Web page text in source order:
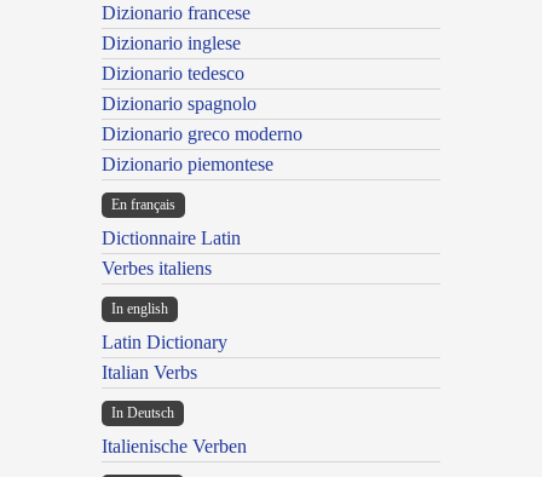
Dizionario francese
Dizionario inglese
Dizionario tedesco
Dizionario spagnolo
Dizionario greco moderno
Dizionario piemontese
En français
Dictionnaire Latin
Verbes italiens
In english
Latin Dictionary
Italian Verbs
In Deutsch
Italienische Verben